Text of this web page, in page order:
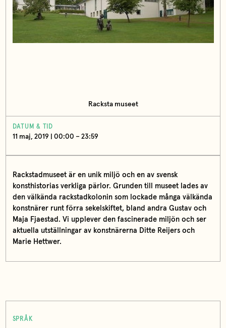
Racksta museet
DATUM & TID
11 maj, 2019 | 00:00 – 23:59
Rackstadmuseet är en unik miljö och en av svensk
konsthistorias verkliga pärlor. Grunden till museet lades av
den välkända rackstadkolonin som lockade många välkända
konstnärer runt förra sekelskiftet, bland andra Gustav och
Maja Fjaestad. Vi upplever den fascinerade miljön och ser
aktuella utställningar av konstnärerna Ditte Reijers och
Marie Hettwer.
SPRÅK